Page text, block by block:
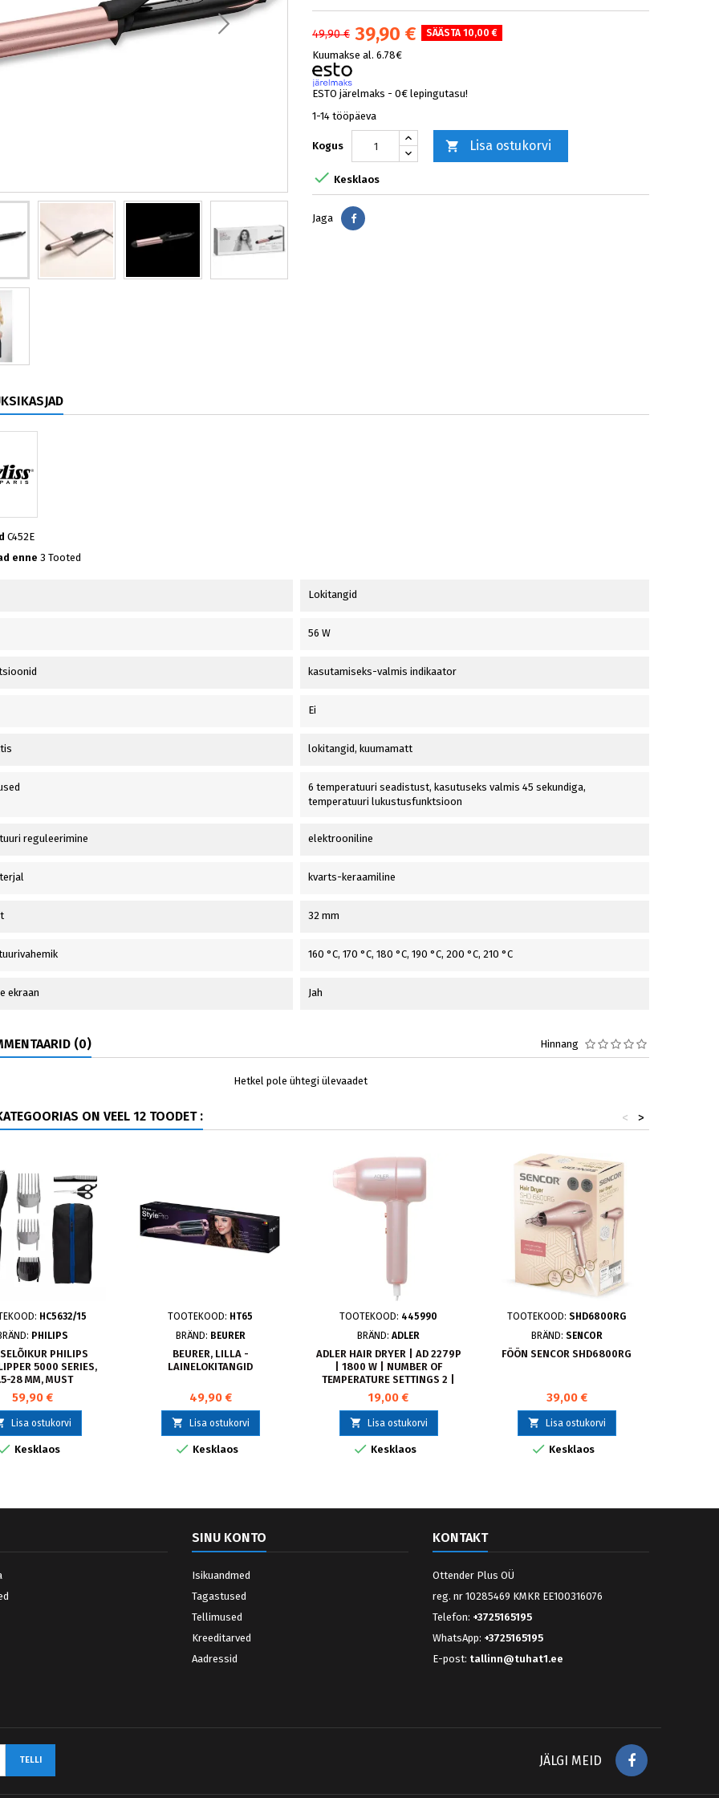
49,90 € 39,90 € SÄÄSTA 10,00 €
Kuumakse al. 6.78€
ESTO järelmaks - 0€ lepingutasu!
1-14 tööpäeva
Kogus  Lisa ostukorvi
 Kesklaos
Jaga Jaga
C452E
enne 3 Tooted
Lokitangid
56 W
kasutamiseks-valmis indikaator
Ei
lokitangid, kuumamatt
6 temperatuuri seadistust, kasutuseks valmis 45 sekundiga,
temperatuuri lukustusfunktsioon
reguleerimine elektrooniline
kvarts-keraamiline
32 mm
160 °C, 170 °C, 180 °C, 190 °C, 200 °C, 210 °C
ekraan Jah
(0) Hinnang
Hetkel pole ühtegi ülevaadet
ON VEEL 12 TOODET : >
<
HC5632/15
PHILIPS
PHILIPS
5000 SERIES,
28 MM, MUST
59,90 €
Lisa ostukorvi
Kesklaos
TOOTEKOOD: HT65
BRÄND: BEURER
BEURER, LILLA -
LAINELOKITANGID
49,90 €
 Lisa ostukorvi
 Kesklaos
TOOTEKOOD: 445990
BRÄND: ADLER
ADLER HAIR DRYER | AD 2279P
| 1800 W | NUMBER OF
TEMPERATURE SETTINGS 2 |
IONIC FUNCTION | PINK
19,00 €
 Lisa ostukorvi
 Kesklaos
TOOTEKOOD: SHD6800RG
BRÄND: SENCOR
FÖÖN SENCOR SHD6800RG
39,00 €
 Lisa ostukorvi
 Kesklaos
SINU KONTO
Isikuandmed
Tagastused
Tellimused
Kreeditarved
Aadressid
KONTAKT
Ottender Plus OÜ
reg. nr 10285469 KMKR EE100316076
Telefon: +3725165195
WhatsApp: +3725165195
E-post: tallinn@tuhat1.ee
Facebook
JÄLGI MEID